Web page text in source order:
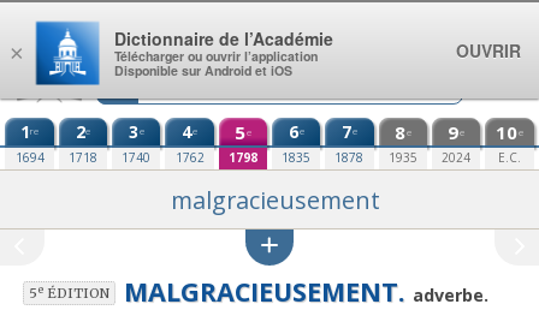
Aller au contenu
1re
1694
2e
1718
3e
1740
4e
1762
5e
1798
6e
1835
7e
1878
8e
1935
9e
2024
10e
E.C.
malgracieusement
5eÉDITION MALGRACIEUSEMENT. adverbe.
×
Dictionnaire de l’Académie
Télécharger ou ouvrir l’application
Disponible sur Android et iOS
OUVRIR